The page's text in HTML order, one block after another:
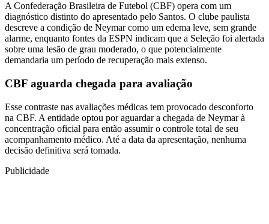
A Confederação Brasileira de Futebol (CBF) opera com um
diagnóstico distinto do apresentado pelo Santos. O clube paulista
descreve a condição de Neymar como um edema leve, sem grande
alarme, enquanto fontes da ESPN indicam que a Seleção foi alertada
sobre uma lesão de grau moderado, o que potencialmente
demandaria um período de recuperação mais extenso.
CBF aguarda chegada para avaliação
Esse contraste nas avaliações médicas tem provocado desconforto
na CBF. A entidade optou por aguardar a chegada de Neymar à
concentração oficial para então assumir o controle total de seu
acompanhamento médico. Até a data da apresentação, nenhuma
decisão definitiva será tomada.
Publicidade